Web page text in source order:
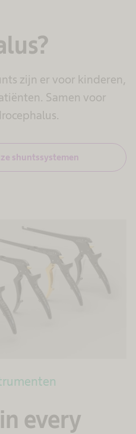
zijn er voor kinderen,
Samen voor
shuntssystemen
every